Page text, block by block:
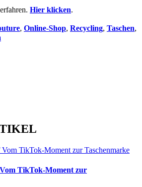
Hier klicken.
, Online-Shop, Recycling, Taschen,
TikTok-Moment zur